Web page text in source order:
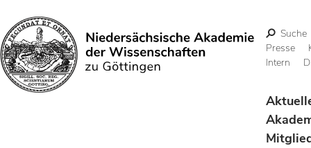
Suchen
Suche
Presse
Intern